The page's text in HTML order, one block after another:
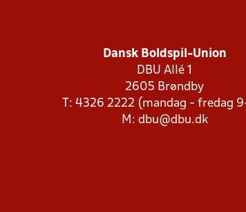
Dansk Boldspil-Union
DBU Allé 1
2605 Brøndby
T: 4326 2222 (mandag - fredag
M: dbu@dbu.dk